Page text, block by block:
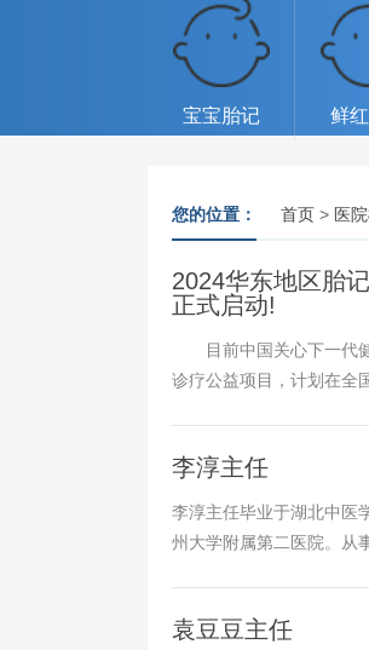
宝宝胎记 鲜
您的位置： 首页 > 医
2024华东地区胎
正式启动!
目前中国关心下一代健
诊疗公益项目，计划在全
李淳主任
李淳主任毕业于湖北中医
州大学附属第二医院。从
袁豆豆主任